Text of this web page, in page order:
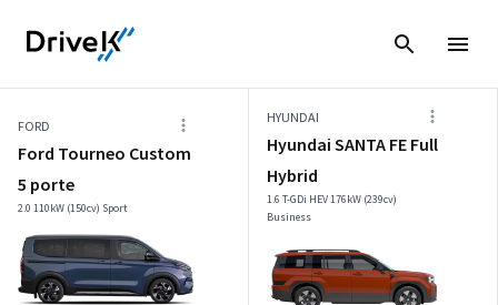
FORD
Ford Tourneo Custom
5 porte
2.0 110kW (150cv) Sport
HYUNDAI
Hyundai SANTA FE Full
Hybrid
1.6 T-GDi HEV 176kW (239cv)
Business